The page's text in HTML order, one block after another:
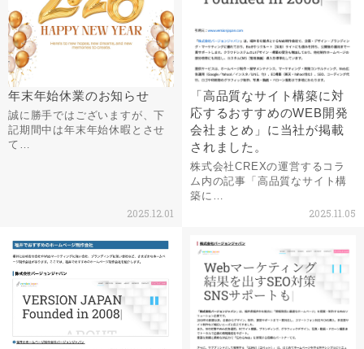
年末年始休業のお知らせ
誠に勝手ではございますが、下
記期間中は年末年始休暇とさせ
て…
2025.12.01
「高品質なサイト構築に対
応するおすすめのWEB開発
会社まとめ」に当社が掲載
されました。
株式会社CREXの運営するコラ
ム内の記事「高品質なサイト構
築に…
2025.11.05